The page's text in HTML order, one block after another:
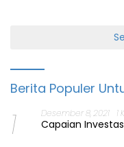
Berita Populer
1 Desember 8, 2021 1
Capaian